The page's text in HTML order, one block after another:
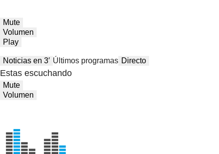
Mute
Volumen
Play
Noticias en 3′ Últimos programas Directo
Estas escuchando
Mute
Volumen